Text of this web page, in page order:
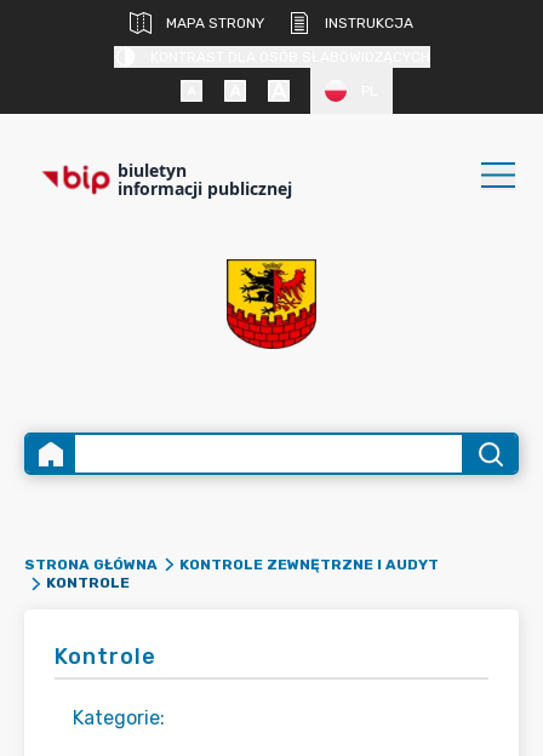
MAPA STRONY
INSTRUKCJA
biuletyn
informacji publicznej
STRONA GŁÓWNA
KONTROLE ZEWNĘTRZNE I AUDYT
KONTROLE
Kontrole
Kategorie: